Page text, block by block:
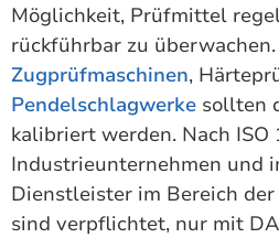
Möglichkeit, Prüfmittel
rückführbar zu
Zugprüfmaschinen,
Pendelschlagwerke sollten
kalibriert werden. Nach
Industrieunternehmen und
Dienstleister im Bereich
sind verpflichtet, nur mit